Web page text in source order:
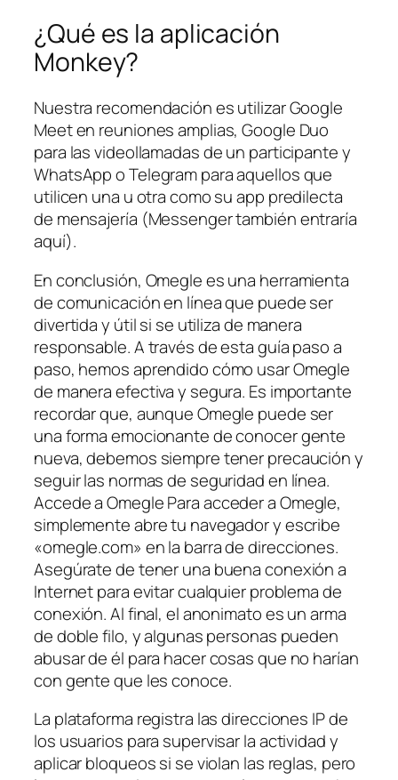
¿Qué es la aplicación
Monkey?
Nuestra recomendación es utilizar Google
Meet en reuniones amplias, Google Duo
para las videollamadas de un participante y
WhatsApp o Telegram para aquellos que
utilicen una u otra como su app predilecta
de mensajería (Messenger también entraría
aquí).
En conclusión, Omegle es una herramienta
de comunicación en línea que puede ser
divertida y útil si se utiliza de manera
responsable. A través de esta guía paso a
paso, hemos aprendido cómo usar Omegle
de manera efectiva y segura. Es importante
recordar que, aunque Omegle puede ser
una forma emocionante de conocer gente
nueva, debemos siempre tener precaución y
seguir las normas de seguridad en línea.
Accede a Omegle Para acceder a Omegle,
simplemente abre tu navegador y escribe
«omegle.com» en la barra de direcciones.
Asegúrate de tener una buena conexión a
Internet para evitar cualquier problema de
conexión. Al final, el anonimato es un arma
de doble filo, y algunas personas pueden
abusar de él para hacer cosas que no harían
con gente que les conoce.
La plataforma registra las direcciones IP de
los usuarios para supervisar la actividad y
aplicar bloqueos si se violan las reglas, pero